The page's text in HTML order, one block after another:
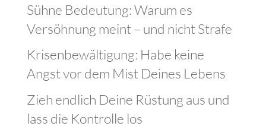
Sühne Bedeutung: Warum es
Versöhnung meint – und nicht Strafe
Krisenbewältigung: Habe keine
Angst vor dem Mist Deines Lebens
Zieh endlich Deine Rüstung aus und
lass die Kontrolle los